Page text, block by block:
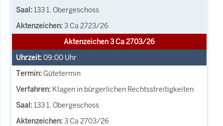
133 1. Obergeschoss
3 Ca 2723/26
Aktenzeichen 3 Ca 2703/26
09:00 Uhr
Gütetermin
Klagen in bürgerlichen Rechtsstreitigkeiten
133 1. Obergeschoss
3 Ca 2703/26